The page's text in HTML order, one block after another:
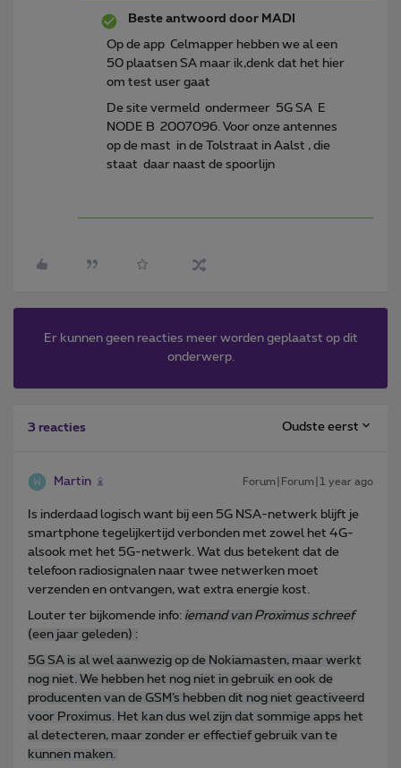
Beste antwoord door MADI
Op de app Celmapper hebben we al een
50 plaatsen SA maar ik,denk dat het hier
om test user gaat
De site vermeld ondermeer 5G SA E
NODE B 2007096. Voor onze antennes
op de mast in de Tolstraat in Aalst , die
staat daar naast de spoorlijn
Er kunnen geen reacties meer worden geplaatst op dit
onderwerp.
3 reacties Oudste eerst
Martin Forum|Forum|1 year ago
Is inderdaad logisch want bij een 5G NSA-netwerk blijft je
smartphone tegelijkertijd verbonden met zowel het 4G-
alsook met het 5G-netwerk. Wat dus betekent dat de
telefoon radiosignalen naar twee netwerken moet
verzenden en ontvangen, wat extra energie kost.
Louter ter bijkomende info: iemand van Proximus schreef
(een jaar geleden) :
5G SA is al wel aanwezig op de Nokiamasten, maar werkt
nog niet. We hebben het nog niet in gebruik en ook de
producenten van de GSM’s hebben dit nog niet geactiveerd
voor Proximus. Het kan dus wel zijn dat sommige apps het
al detecteren, maar zonder er effectief gebruik van te
kunnen maken.